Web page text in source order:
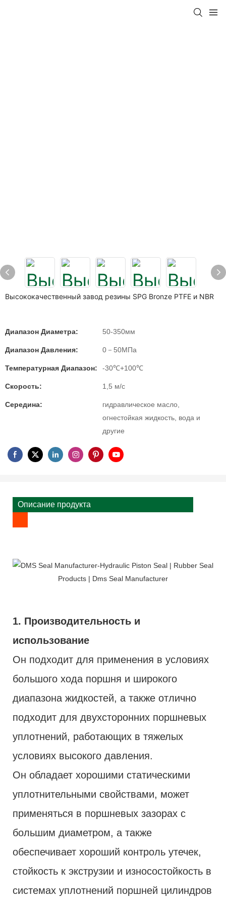
Высококачественный завод резины SPG Bronze PTFE и NBR
Диапазон Диаметра: 50-350мм
Диапазон Давления: 0－50МПа
Температурная Диапазон: -30℃+100℃
Скорость: 1,5 м/с
Середина:
гидравлическое масло,
огнестойкая жидкость, вода и
другие
Описание продукта
1. Производительность и
использование
Он подходит для применения в условиях
большого хода поршня и широкого
диапазона жидкостей, а также отлично
подходит для двухсторонних поршневых
уплотнений, работающих в тяжелых
условиях высокого давления.
Он обладает хорошими статическими
уплотнительными свойствами, может
применяться в поршневых зазорах с
большим диаметром, а также
обеспечивает хороший контроль утечек,
стойкость к экструзии и износостойкость в
системах уплотнений поршней цилиндров